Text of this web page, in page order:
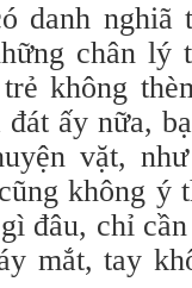
danh nghiã
chân lý
không
ấy nữa,
vặt,
không ý
đâu, chỉ
mắt, tay